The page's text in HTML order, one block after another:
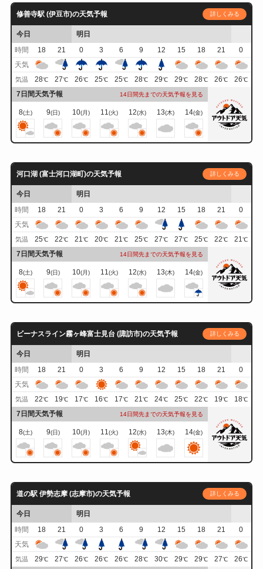
修善寺駅 (伊豆市)の天気予報 詳しくみる
今日
明日
時間
18 21 0 3 6 9 12 15 18 21
0
天気
気温 28℃ 27℃ 26℃ 25℃ 25℃ 28℃ 29℃ 29℃ 28℃ 26℃ 26℃
7日間天気予報 14日間先までの天気予報を見る
8(土) 9(日) 10(月) 11 (火) 12(水) 13(木) 14(金)
河口湖 (富士河口湖町)の天気予報 詳しくみる
今日
明日
時間
18 21 0 3 6 9 12 15 18 21
0
天気
気温 25℃ 22℃ 21℃ 20℃ 21℃ 25℃ 27℃ 27℃ 25℃ 22℃ 21℃
7日間天気予報 14日間先までの天気予報を見る
8(土) 9(日) 10(月) 11(火) 12(水) 13(木) 14(金)
ビーナスライン霧ヶ峰富士見台 (諏訪市)の天気予報 詳しくみる
今日
明日
時間
18 21 0 3 6 9 12 15 18 21
0
天気
気温 22℃ 19℃ 17℃ 16℃ 17℃ 21℃ 24℃ 25℃ 22℃ 19℃ 18℃
7日間天気予報 14日間先までの天気予報を見る
8(土) 9(日) 10(月) 11(火) 12(水) 13(木) 14(金)
道の駅 伊勢志摩 (志摩市)の天気予報 詳しくみる
今日
明日
時間
18 21 0 3 6 9 12 15 18 21
0
天気
気温 29℃ 27℃ 26℃ 26℃ 26℃ 28℃ 30℃ 29℃ 29℃ 27℃ 26℃